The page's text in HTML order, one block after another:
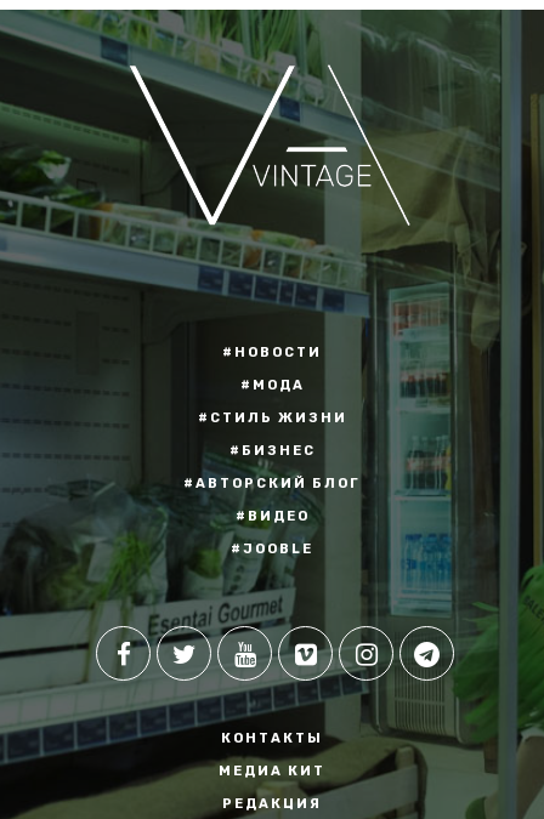
#НОВОСТИ
#МОДА
#СТИЛЬ ЖИЗНИ
#БИЗНЕС
#АВТОРСКИЙ БЛОГ
#ВИДЕО
#JOOBLE
КОНТАКТЫ
МЕДИА КИТ
РЕДАКЦИЯ